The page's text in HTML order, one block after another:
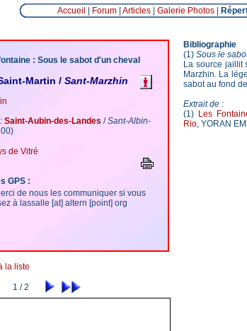
Accueil Forum| Articles| Galerie Photos|
: Sous le sabot d'un cheval
Martin / Sant-Marzhin
Saint-Aubin-des-Landes /Sant-Albin-
de Vitré
GPS :
de nous les communiquer si vous
à lassalle [at] altern [point] org
la liste
1 / 2
Bibliographie
(1) Sous le
La source jaillit
Marzhin. La
sabot au fond
Extrait de :
(1) Les
Rio, YORAN